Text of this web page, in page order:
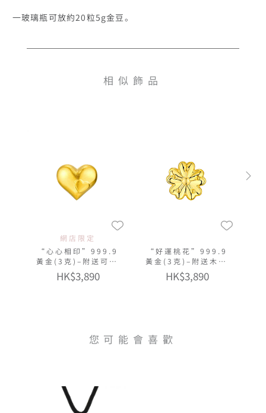
相似飾品
網店限定
“心心相印”999.9
黃金(3克)–附送可愛
貓瓶
HK$3,890
“好運桃花”999.9
黃金(3克)–附送木塞
玻璃瓶
HK$3,890
您可能會喜歡